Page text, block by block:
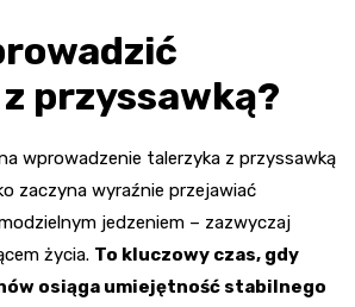
przyssawką?
wprowadzenie talerzyka z przyssawką
zaczyna wyraźnie przejawiać
jedzeniem – zazwyczaj
życia. To kluczowy czas, gdy
osiąga umiejętność stabilnego